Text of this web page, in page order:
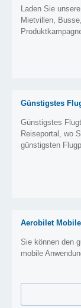
Laden Sie
Mietvillen,
Günstigstes
Günstigstes
Reiseportal, wo
günstigsten
Aerobilet
Sie können den
mobile